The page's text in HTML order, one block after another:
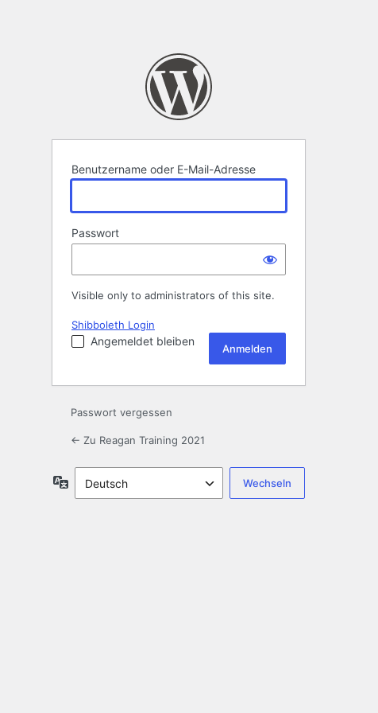
Benutzername oder E-Mail-Adresse
Passwort
Visible only to administrators of this site.
Shibboleth Login
Angemeldet bleiben
Passwort vergessen
← Zu Reagan Training 2021
Sprache